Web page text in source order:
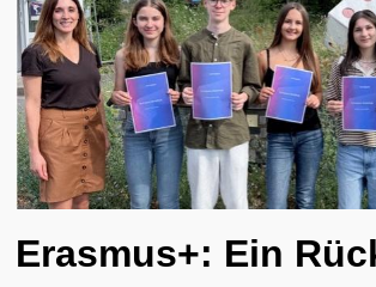
Erasmus+: Ein